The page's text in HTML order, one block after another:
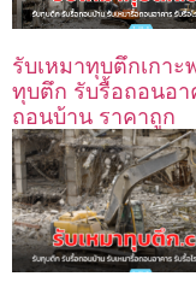
รับเหมาทุบตึกเกาะ
ทุบตึก รับรื้อถอนอา
ถอนบ้าน ราคาถูก